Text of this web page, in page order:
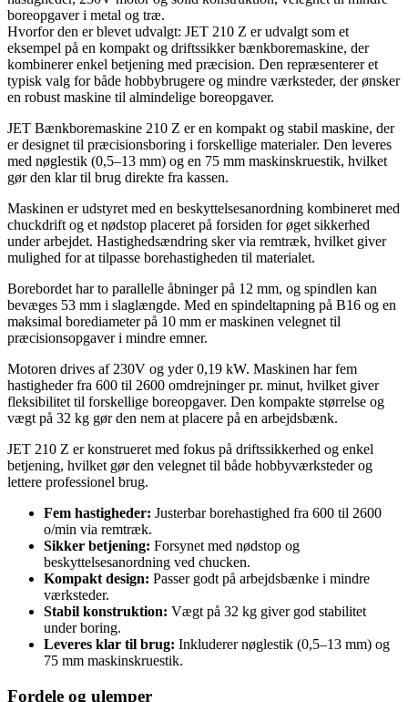
boreopgaver i metal og træ.
Hvorfor den er blevet udvalgt: JET 210 Z er udvalgt som et
eksempel på en kompakt og driftssikker bænkboremaskine, der
kombinerer enkel betjening med præcision. Den repræsenterer et
typisk valg for både hobbybrugere og mindre værksteder, der ønsker
en robust maskine til almindelige boreopgaver.
JET Bænkboremaskine 210 Z er en kompakt og stabil maskine, der
er designet til præcisionsboring i forskellige materialer. Den leveres
med nøglestik (0,5–13 mm) og en 75 mm maskinskruestik, hvilket
gør den klar til brug direkte fra kassen.
Maskinen er udstyret med en beskyttelsesanordning kombineret med
chuckdrift og et nødstop placeret på forsiden for øget sikkerhed
under arbejdet. Hastighedsændring sker via remtræk, hvilket giver
mulighed for at tilpasse borehastigheden til materialet.
Borebordet har to parallelle åbninger på 12 mm, og spindlen kan
bevæges 53 mm i slaglængde. Med en spindeltapning på B16 og en
maksimal borediameter på 10 mm er maskinen velegnet til
præcisionsopgaver i mindre emner.
Motoren drives af 230V og yder 0,19 kW. Maskinen har fem
hastigheder fra 600 til 2600 omdrejninger pr. minut, hvilket giver
fleksibilitet til forskellige boreopgaver. Den kompakte størrelse og
vægt på 32 kg gør den nem at placere på en arbejdsbænk.
JET 210 Z er konstrueret med fokus på driftssikkerhed og enkel
betjening, hvilket gør den velegnet til både hobbyværksteder og
lettere professionel brug.
Fem hastigheder: Justerbar borehastighed fra 600 til 2600
o/min via remtræk.
Sikker betjening: Forsynet med nødstop og
beskyttelsesanordning ved chucken.
Kompakt design: Passer godt på arbejdsbænke i mindre
værksteder.
Stabil konstruktion: Vægt på 32 kg giver god stabilitet
under boring.
Leveres klar til brug: Inkluderer nøglestik (0,5–13 mm) og
75 mm maskinskruestik.
Fordele og ulemper